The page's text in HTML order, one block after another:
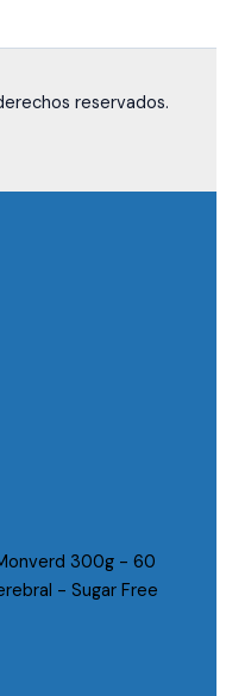
reservados.
300g - 60
- Sugar Free